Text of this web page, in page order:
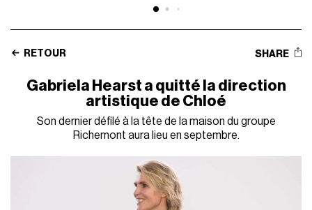
RETOUR SHARE
Gabriela Hearst a quitté la direction
artistique de Chloé
Son dernier défilé à la tête de la maison du groupe
Richemont aura lieu en septembre.